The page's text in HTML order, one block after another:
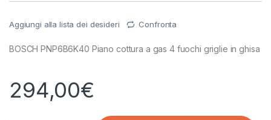
Aggiungi alla lista dei desideri Confronta
BOSCH PNP6B6K40 Piano cottura a gas 4 fuochi griglie in ghisa
294,00€